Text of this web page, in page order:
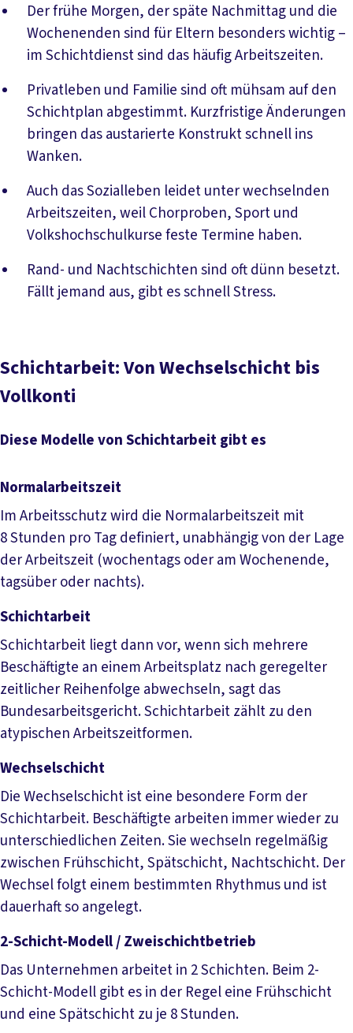
Der frühe Morgen, der späte Nachmittag und die
Wochenenden sind für Eltern besonders wichtig –
im Schichtdienst sind das häufig Arbeitszeiten.
Privatleben und Familie sind oft mühsam auf den
Schichtplan abgestimmt. Kurzfristige Änderungen
bringen das austarierte Konstrukt schnell ins
Wanken.
Auch das Sozialleben leidet unter wechselnden
Arbeitszeiten, weil Chorproben, Sport und
Volkshochschulkurse feste Termine haben.
Rand- und Nachtschichten sind oft dünn besetzt.
Fällt jemand aus, gibt es schnell Stress.
Schichtarbeit: Von Wechselschicht bis
Vollkonti
Diese Modelle von Schichtarbeit gibt es
Normalarbeitszeit
Im Arbeitsschutz wird die Normalarbeitszeit mit
8 Stunden pro Tag definiert, unabhängig von der Lage
der Arbeitszeit (wochentags oder am Wochenende,
tagsüber oder nachts).
Schichtarbeit
Schichtarbeit liegt dann vor, wenn sich mehrere
Beschäftigte an einem Arbeitsplatz nach geregelter
zeitlicher Reihenfolge abwechseln, sagt das
Bundesarbeitsgericht. Schichtarbeit zählt zu den
atypischen Arbeitszeitformen.
Wechselschicht
Die Wechselschicht ist eine besondere Form der
Schichtarbeit. Beschäftigte arbeiten immer wieder zu
unterschiedlichen Zeiten. Sie wechseln regelmäßig
zwischen Frühschicht, Spätschicht, Nachtschicht. Der
Wechsel folgt einem bestimmten Rhythmus und ist
dauerhaft so angelegt.
2-Schicht-Modell / Zweischichtbetrieb
Das Unternehmen arbeitet in 2 Schichten. Beim 2-
Schicht-Modell gibt es in der Regel eine Frühschicht
und eine Spätschicht zu je 8 Stunden.